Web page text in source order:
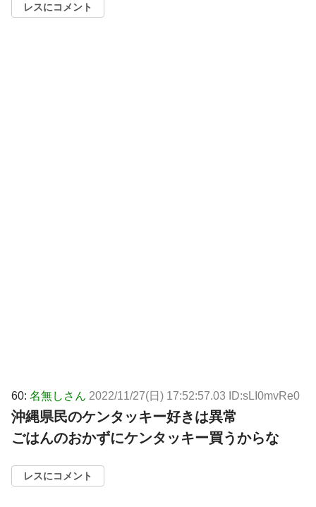
レスにコメント
60: 名無しさん 2022/11/27(日) 17:52:57.03 ID:sLI0mvRe0
沖縄県民のケンタッキー好きは異常
ごはんのおかずにケンタッキー買うからな
レスにコメント